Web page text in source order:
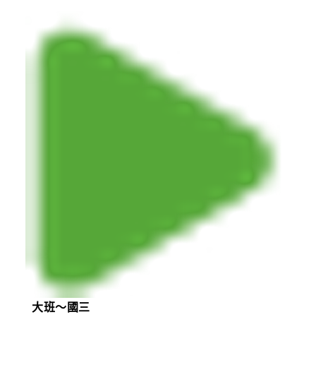
大班～國三